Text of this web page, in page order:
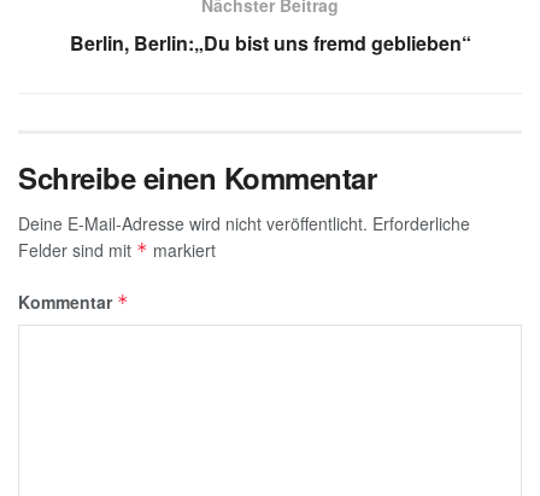
p o
k
Berlin, Berlin:„Du bist uns fremd geblieben“
Schreibe einen Kommentar
Deine E-Mail-Adresse wird nicht veröffentlicht. Erforderliche
Felder sind mit * markiert
Kommentar *